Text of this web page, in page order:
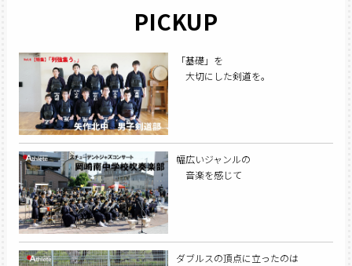
PICKUP
「基礎」を
大切にした剣道を。
幅広いジャンルの
音楽を感じて
ダブルスの頂点に立ったのは